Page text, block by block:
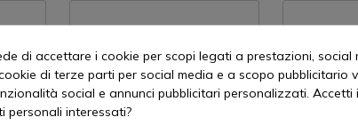
di accettare i cookie per scopi legati a prestazioni, social
di terze parti per social media e a scopo pubblicitario
social e annunci pubblicitari personalizzati. Accetti
personali interessati?